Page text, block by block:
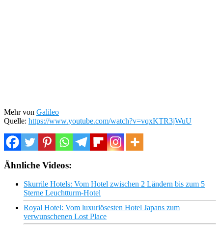
Mehr von Galileo
Quelle: https://www.youtube.com/watch?v=vqxKTR3jWuU
Ähnliche Videos:
Skurrile Hotels: Vom Hotel zwischen 2 Ländern bis zum 5
Sterne Leuchtturm-Hotel
Royal Hotel: Vom luxuriösesten Hotel Japans zum
verwunschenen Lost Place